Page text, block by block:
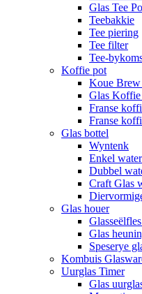
Glas Tee
Teebakkie
Tee piering
Tee filter
Tee-
Koffie pot
Koue
Glas Koffie
Franse
Franse
Glas bottel
Wyntenk
Enkel
Dubbel
Craft Glas
Glas houer
Glas
Speserye
Kombuis
Uurglas Timer
Glas